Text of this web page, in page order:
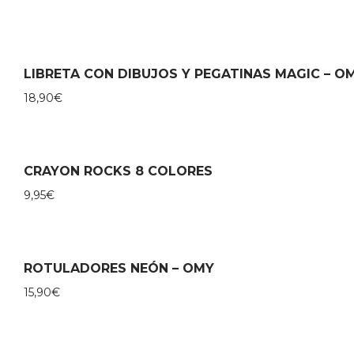
LIBRETA CON DIBUJOS Y PEGATINAS MAGIC –
18,90€
CRAYON ROCKS 8 COLORES
9,95€
ROTULADORES NEÓN – OMY
15,90€